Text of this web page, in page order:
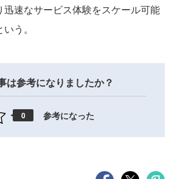
迅速なサービス体験をスケール可能
う。
は参考になりましたか？
0 参考になった